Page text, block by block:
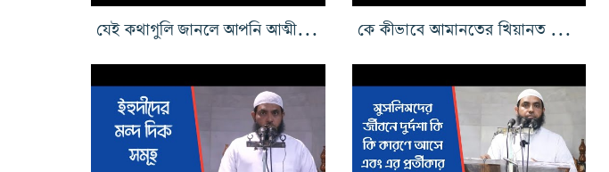
যেই কথাগুলি জানলে আপনি আত্মীয়তার সম্পর্ক রক্ষা করে চলতে পারবেন